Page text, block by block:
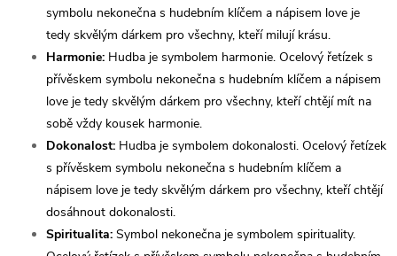
symbolu nekonečna s hudebním klíčem a nápisem love je
tedy skvělým dárkem pro všechny, kteří milují krásu.
Harmonie: Hudba je symbolem harmonie. Ocelový řetízek s
přívěskem symbolu nekonečna s hudebním klíčem a nápisem
love je tedy skvělým dárkem pro všechny, kteří chtějí mít na
sobě vždy kousek harmonie.
Dokonalost: Hudba je symbolem dokonalosti. Ocelový řetízek
s přívěskem symbolu nekonečna s hudebním klíčem a
nápisem love je tedy skvělým dárkem pro všechny, kteří chtějí
dosáhnout dokonalosti.
Spiritualita: Symbol nekonečna je symbolem spirituality.